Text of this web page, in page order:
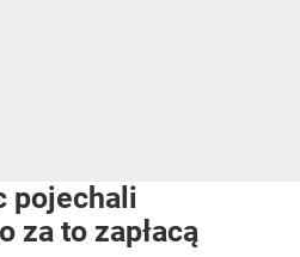
pojechali
za to zapłacą